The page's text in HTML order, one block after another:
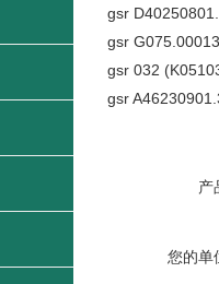
gsr
gsr
gsr 032
gsr
产
您的单